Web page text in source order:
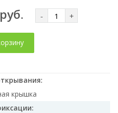
- +
крышка